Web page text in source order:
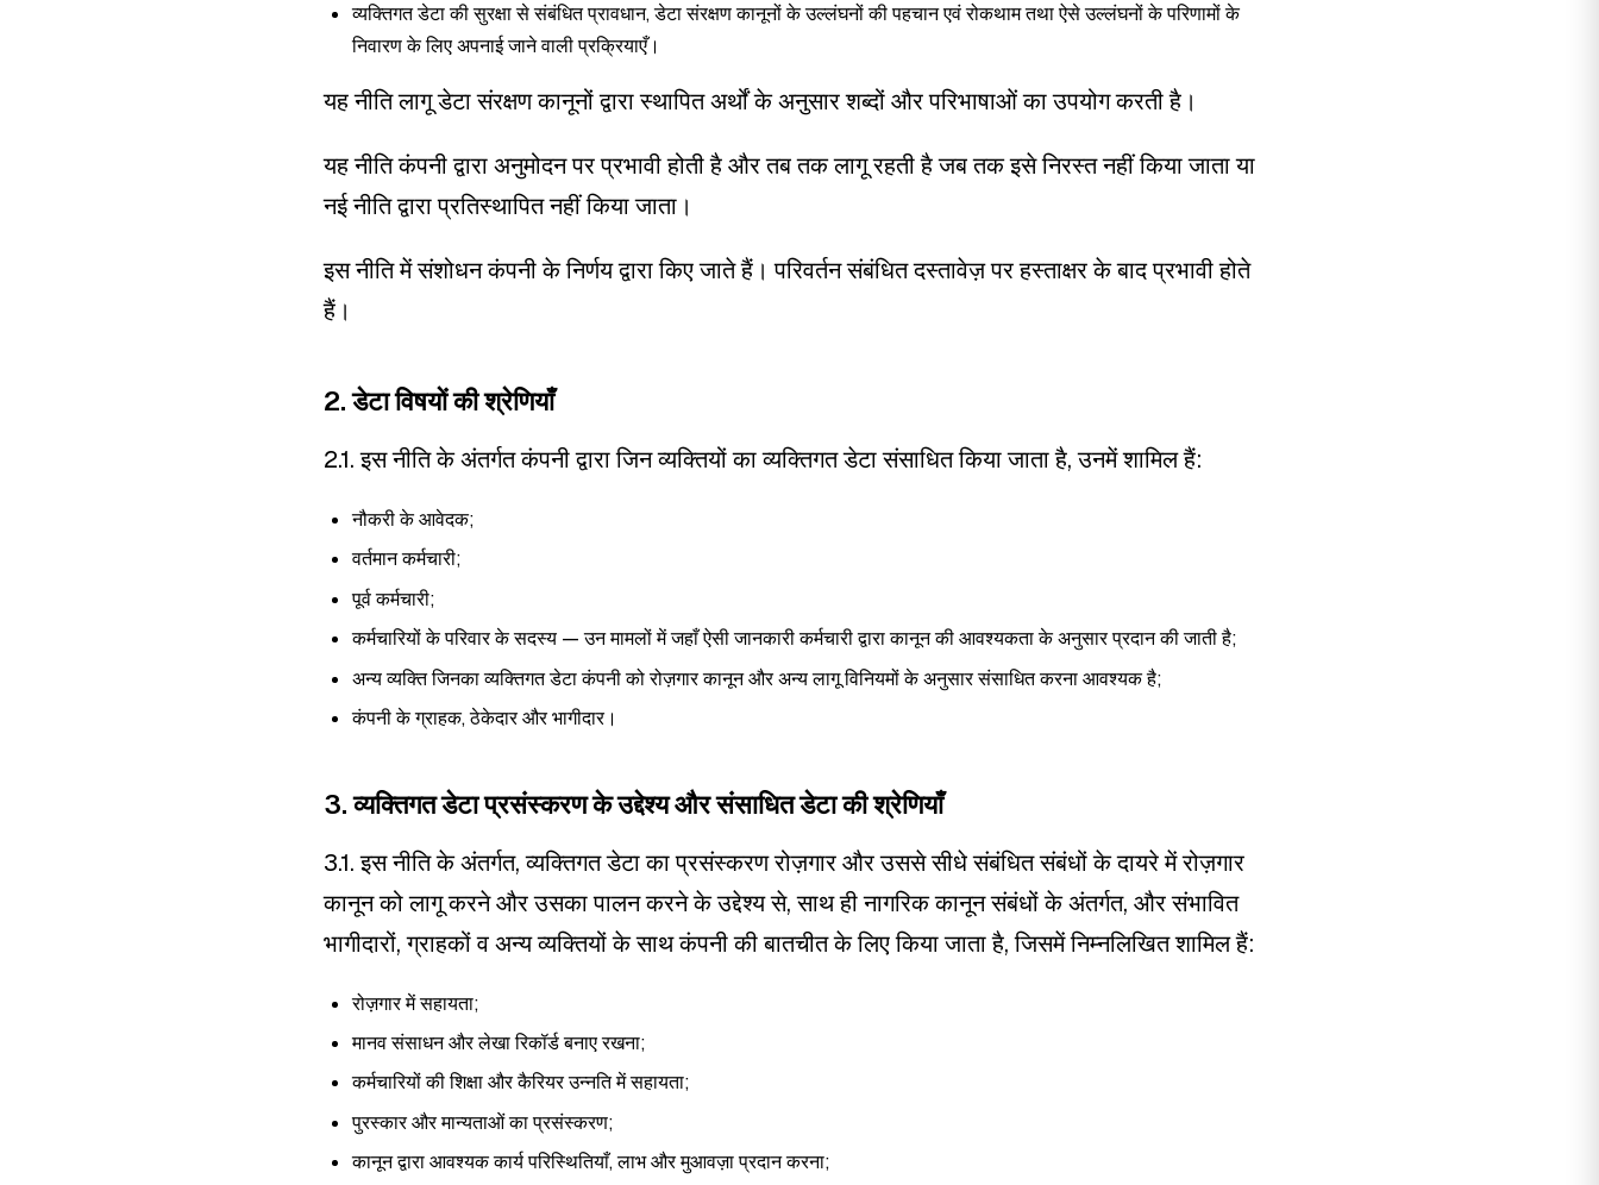
व्यक्तिगत डेटा की सुरक्षा से संबंधित प्रावधान, डेटा संरक्षण कानूनों के उल्लंघनों की पहचान एवं रोकथाम तथा ऐसे उल्लंघनों के परिणामों के
निवारण के लिए अपनाई जाने वाली प्रक्रियाएँ।
यह नीति लागू डेटा संरक्षण कानूनों द्वारा स्थापित अर्थों के अनुसार शब्दों और परिभाषाओं का उपयोग करती है।
यह नीति कंपनी द्वारा अनुमोदन पर प्रभावी होती है और तब तक लागू रहती है जब तक इसे निरस्त नहीं किया जाता या
नई नीति द्वारा प्रतिस्थापित नहीं किया जाता।
इस नीति में संशोधन कंपनी के निर्णय द्वारा किए जाते हैं। परिवर्तन संबंधित दस्तावेज़ पर हस्ताक्षर के बाद प्रभावी होते
हैं।
2. डेटा विषयों की श्रेणियाँ
2.1. इस नीति के अंतर्गत कंपनी द्वारा जिन व्यक्तियों का व्यक्तिगत डेटा संसाधित किया जाता है, उनमें शामिल हैं:
नौकरी के आवेदक;
वर्तमान कर्मचारी;
पूर्व कर्मचारी;
कर्मचारियों के परिवार के सदस्य — उन मामलों में जहाँ ऐसी जानकारी कर्मचारी द्वारा कानून की आवश्यकता के अनुसार प्रदान की जाती है;
अन्य व्यक्ति जिनका व्यक्तिगत डेटा कंपनी को रोज़गार कानून और अन्य लागू विनियमों के अनुसार संसाधित करना आवश्यक है;
कंपनी के ग्राहक, ठेकेदार और भागीदार।
3. व्यक्तिगत डेटा प्रसंस्करण के उद्देश्य और संसाधित डेटा की श्रेणियाँ
3.1. इस नीति के अंतर्गत, व्यक्तिगत डेटा का प्रसंस्करण रोज़गार और उससे सीधे संबंधित संबंधों के दायरे में रोज़गार
कानून को लागू करने और उसका पालन करने के उद्देश्य से, साथ ही नागरिक कानून संबंधों के अंतर्गत, और संभावित
भागीदारों, ग्राहकों व अन्य व्यक्तियों के साथ कंपनी की बातचीत के लिए किया जाता है, जिसमें निम्नलिखित शामिल हैं:
रोज़गार में सहायता;
मानव संसाधन और लेखा रिकॉर्ड बनाए रखना;
कर्मचारियों की शिक्षा और कैरियर उन्नति में सहायता;
पुरस्कार और मान्यताओं का प्रसंस्करण;
कानून द्वारा आवश्यक कार्य परिस्थितियाँ, लाभ और मुआवज़ा प्रदान करना;